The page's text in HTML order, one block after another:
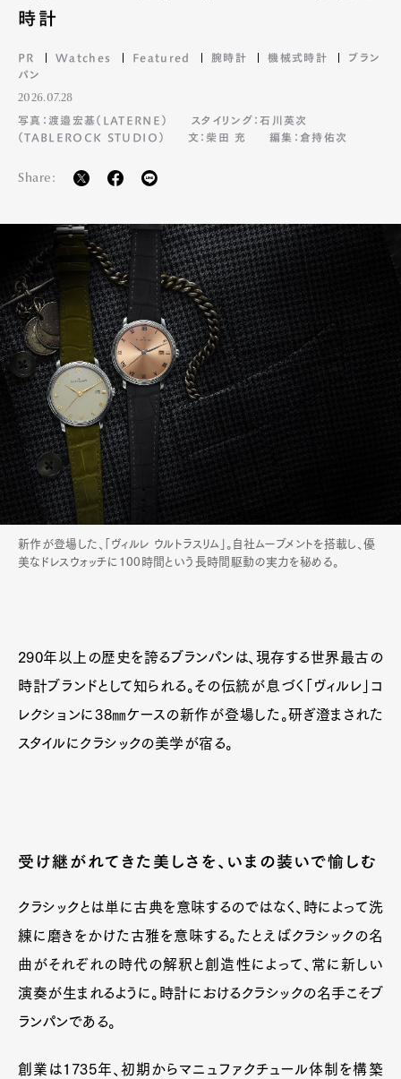
時計
PR Watches Featured 腕時計 機械式時計
ブラン
パン
2026.07.28
写真：渡邉宏基（LATERNE）
スタイリング：石川英次
（TABLEROCK STUDIO）
文：柴田 充 編集：倉持佑次
Share:
新作が登場した、「ヴィルレ ウルトラスリム」。自社ムーブメントを搭載し、優
美なドレスウォッチに100時間という長時間駆動の実力を秘める。
290年以上の歴史を誇るブランパンは、現存する世界最古の
時計ブランドとして知られる。その伝統が息づく「ヴィルレ」コ
レクションに38㎜ケースの新作が登場した。研ぎ澄まされた
スタイルにクラシックの美学が宿る。
受け継がれてきた美しさを、いまの装いで愉しむ
クラシックとは単に古典を意味するのではなく、時によって洗
練に磨きをかけた古雅を意味する。たとえばクラシックの名
曲がそれぞれの時代の解釈と創造性によって、常に新しい
演奏が生まれるように。時計におけるクラシックの名手こそブ
ランパンである。
創業は1735年、初期からマニュファクチュール体制を構築